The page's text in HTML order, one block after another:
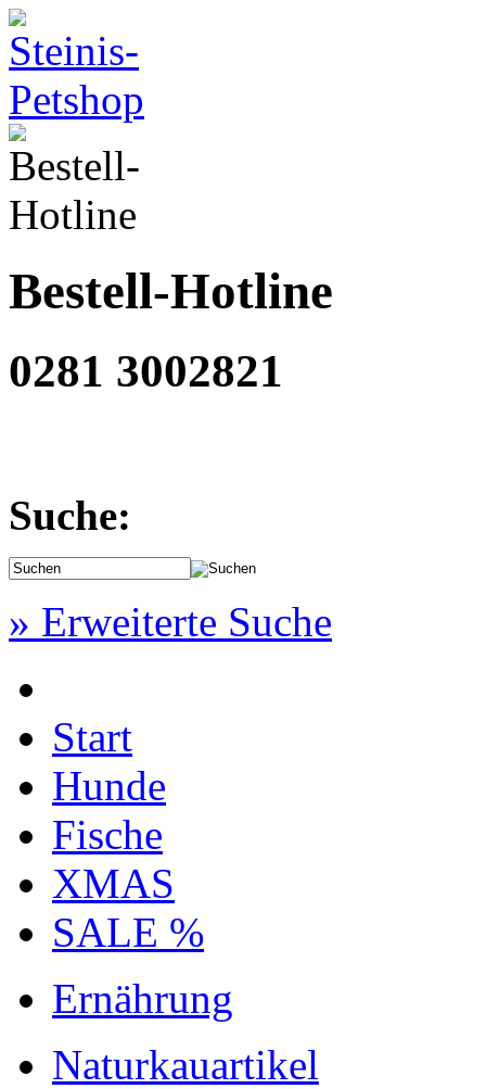
Bestell-Hotline
0281 3002821
Suche:
» Erweiterte Suche
Start
Hunde
Fische
XMAS
SALE %
Ernährung
Naturkauartikel